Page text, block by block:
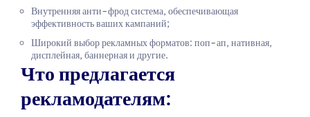
Внутренняя анти-фрод система, обеспечивающая
эффективность ваших кампаний;
Широкий выбор рекламных форматов: поп-ап, нативная,
дисплейная, баннерная и другие.
Что предлагается
рекламодателям: